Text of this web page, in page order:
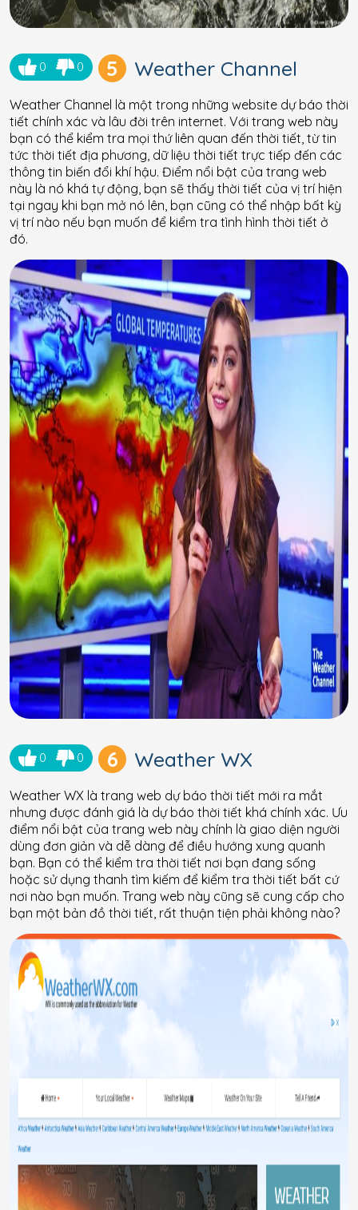
0 0 5 Weather Channel
Weather Channel là một trong những website dự báo thời
tiết chính xác và lâu đời trên internet. Với trang web này
bạn có thể kiểm tra mọi thứ liên quan đến thời tiết, từ tin
tức thời tiết địa phương, dữ liệu thời tiết trực tiếp đến các
thông tin biến đổi khí hậu. Điểm nổi bật của trang web
này là nó khá tự động, bạn sẽ thấy thời tiết của vị trí hiện
tại ngay khi bạn mở nó lên, bạn cũng có thể nhập bất kỳ
vị trí nào nếu bạn muốn để kiểm tra tình hình thời tiết ở
đó.
0 0 6 Weather WX
Weather WX là trang web dự báo thời tiết mới ra mắt
nhưng được đánh giá là dự báo thời tiết khá chính xác. Ưu
điểm nổi bật của trang web này chính là giao diện người
dùng đơn giản và dễ dàng để điều hướng xung quanh
bạn. Bạn có thể kiểm tra thời tiết nơi bạn đang sống
hoặc sử dụng thanh tìm kiếm để kiểm tra thời tiết bất cứ
nơi nào bạn muốn. Trang web này cũng sẽ cung cấp cho
bạn một bản đồ thời tiết, rất thuận tiện phải không nào?